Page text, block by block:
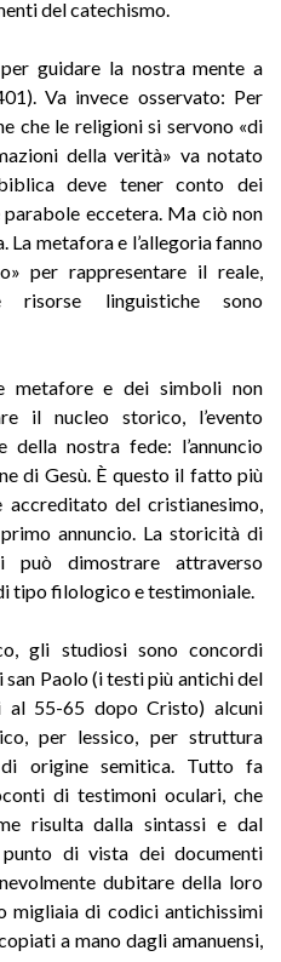
del catechismo.
guidare la nostra mente a
Va invece osservato: Per
che le religioni si servono «di
della verità» va notato
biblica deve tener conto dei
eccetera. Ma ciò non
metafora e l’allegoria fanno
per rappresentare il reale,
risorse linguistiche sono
metafore e dei simboli non
il nucleo storico, l’evento
nostra fede: l’annuncio
di Gesù. È questo il fatto più
del cristianesimo,
annuncio. La storicità di
può dimostrare attraverso
tipo filologico e testimoniale.
gli studiosi sono concordi
Paolo (i testi più antichi del
al 55-65 dopo Cristo) alcuni
per lessico, per struttura
origine semitica. Tutto fa
di testimoni oculari, che
risulta dalla sintassi e dal
di vista dei documenti
dubitare della loro
migliaia di codici antichissimi
a mano dagli amanuensi,